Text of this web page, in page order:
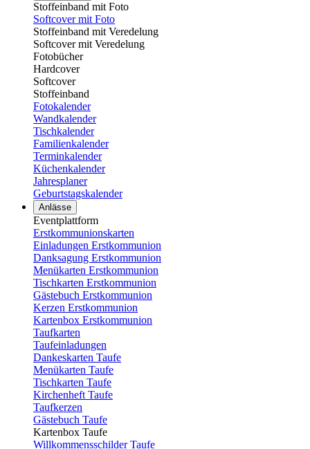
Stoffeinband mit Foto
Softcover mit Foto
Stoffeinband mit Veredelung
Softcover mit Veredelung
Fotobücher
Hardcover
Softcover
Stoffeinband
Fotokalender
Wandkalender
Tischkalender
Familienkalender
Terminkalender
Küchenkalender
Jahresplaner
Geburtstagskalender
Anlässe
Eventplattform
Erstkommunionskarten
Einladungen Erstkommunion
Danksagung Erstkommunion
Menükarten Erstkommunion
Tischkarten Erstkommunion
Gästebuch Erstkommunion
Kerzen Erstkommunion
Kartenbox Erstkommunion
Taufkarten
Taufeinladungen
Dankeskarten Taufe
Menükarten Taufe
Tischkarten Taufe
Kirchenheft Taufe
Taufkerzen
Gästebuch Taufe
Kartenbox Taufe
Willkommensschilder Taufe